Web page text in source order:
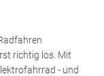
richtig los. Mit
- und